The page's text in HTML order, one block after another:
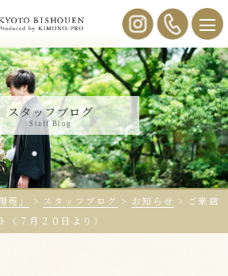
スタッフブログ
Staff Blog
苑」 > スタッフブログ > お知らせ > ご来店
《７月２０日より》